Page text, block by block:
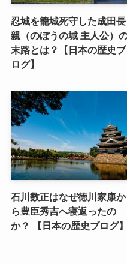
忍城を籠城死守した成田長
親（のぼうの城 主人公）
末路とは？【日本の歴史ブ
ログ】
石川数正はなぜ徳川家康か
ら豊臣秀吉へ寝返ったの
か？ 【日本の歴史ブログ】